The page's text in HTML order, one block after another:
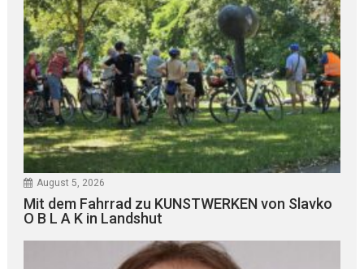
August 5, 2026
Mit dem Fahrrad zu KUNSTWERKEN von Slavko
O B L A K in Landshut